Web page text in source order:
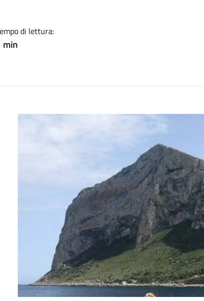
di lettura:
min